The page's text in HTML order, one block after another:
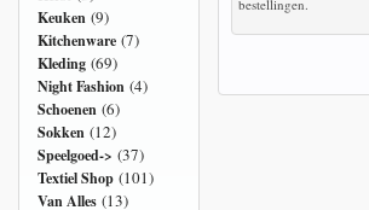
bestellingen.
Keuken (9)
Kitchenware (7)
Kleding (69)
Night Fashion (4)
Schoenen (6)
Sokken (12)
Speelgoed-> (37)
Textiel Shop (101)
Van Alles (13)